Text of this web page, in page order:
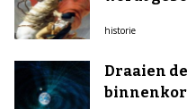
historie
Draaien